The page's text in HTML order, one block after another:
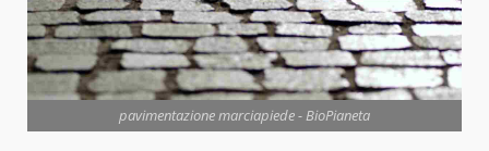
pavimentazione marciapiede - BioPianeta